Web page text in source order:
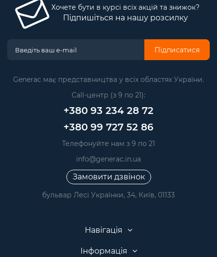
Хочете бути в курсі всіх акцій та знижок?
Підпишіться на нашу розсилку
Підписатися
Generac має представництва у всіх областях України.
Call-центр (з 9 по 21):
+380 93 234 28 72
+380 99 727 52 86
Телефонуйте нам з 9 по 21
info@generac.in.ua
Замовити дзвінок
бульвар Лесі Українки, 34, Київ, 01133
Навігація
Інформація